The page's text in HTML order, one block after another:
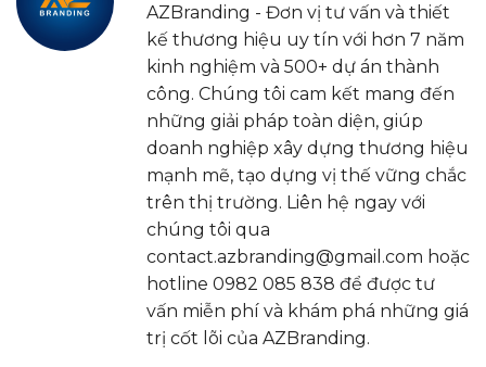
AZBranding - Đơn vị tư vấn và thiết
kế thương hiệu uy tín với hơn 7 năm
kinh nghiệm và 500+ dự án thành
công. Chúng tôi cam kết mang đến
những giải pháp toàn diện, giúp
doanh nghiệp xây dựng thương hiệu
mạnh mẽ, tạo dựng vị thế vững chắc
trên thị trường. Liên hệ ngay với
chúng tôi qua
contact.azbranding@gmail.com hoặc
hotline 0982 085 838 để được tư
vấn miễn phí và khám phá những giá
trị cốt lõi của AZBranding.